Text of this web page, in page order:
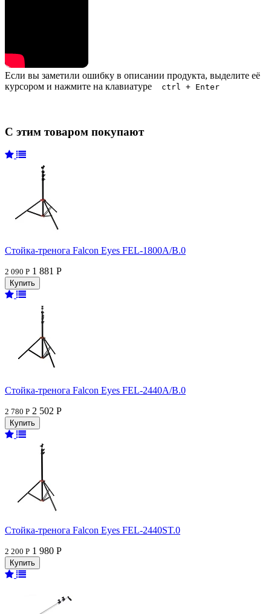
Если вы заметили ошибку в описании продукта, выделите её
курсором и нажмите на клавиатуре
ctrl + Enter
С этим товаром покупают
Стойка-тренога Falcon Eyes FEL-1800A/B.0
2 090 Р 1 881 Р
Стойка-тренога Falcon Eyes FEL-2440A/B.0
2 780 Р 2 502 Р
Стойка-тренога Falcon Eyes FEL-2440ST.0
2 200 Р 1 980 Р